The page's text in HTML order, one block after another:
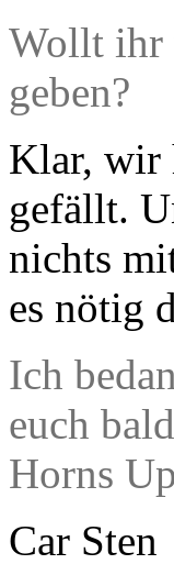
Wollt ihr
geben?
Klar, wir
gefällt.
nichts
es nötig
Ich
euch
Horns
Car Sten